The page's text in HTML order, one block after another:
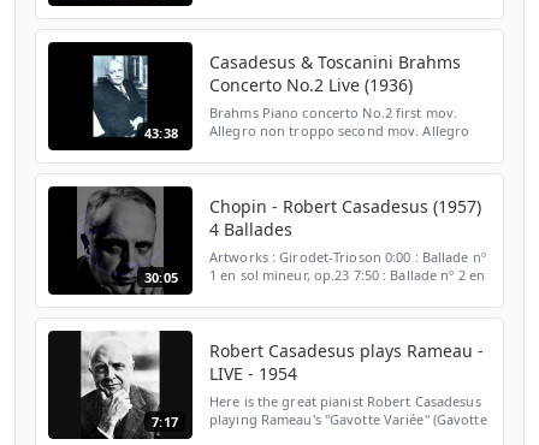
43:38
Casadesus & Toscanini Brahms
Concerto No.2 Live (1936)
Brahms Piano concerto No.2 first mov.
Allegro non troppo second mov. Allegro
30:05
Chopin - Robert Casadesus (1957)
4 Ballades
Artworks : Girodet-Trioson 0:00 : Ballade nº
1 en sol mineur, op.23 7:50 : Ballade nº 2 en
7:17
Robert Casadesus plays Rameau -
LIVE - 1954
Here is the great pianist Robert Casadesus
playing Rameau's "Gavotte Variée" (Gavotte